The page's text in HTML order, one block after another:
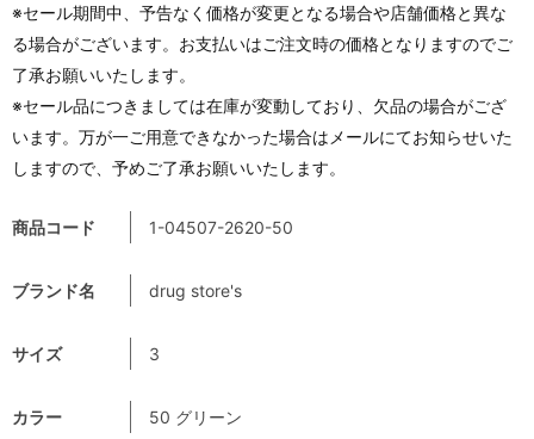
商品コード 1-04507-2620-50
ブランド名 drug store's
サイズ 3
カラー 50 グリーン
※セール期間中、予告なく価格が変更となる場合や店舗価格と異な
る場合がございます。お支払いはご注文時の価格となりますのでご
了承お願いいたします。
※セール品につきましては在庫が変動しており、欠品の場合がござ
います。万が一ご用意できなかった場合はメールにてお知らせいた
しますので、予めご了承お願いいたします。